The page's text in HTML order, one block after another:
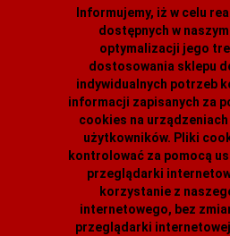
Informujemy, iż w celu
dostępnych w
optymalizacji jego
dostosowania sklepu
indywidualnych potrzeb
informacji zapisanych za
cookies na
użytkowników. Pliki
kontrolować za pomocą
przeglądarki
korzystanie z
internetowego, bez
przeglądarki